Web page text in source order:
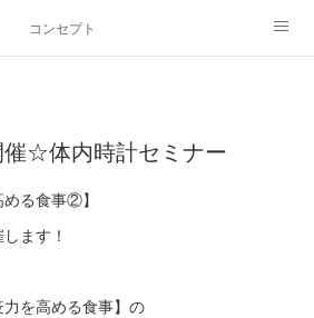
コンセプト
☆体内時計セミナー
る食事②】
ます！
を高める食事】の